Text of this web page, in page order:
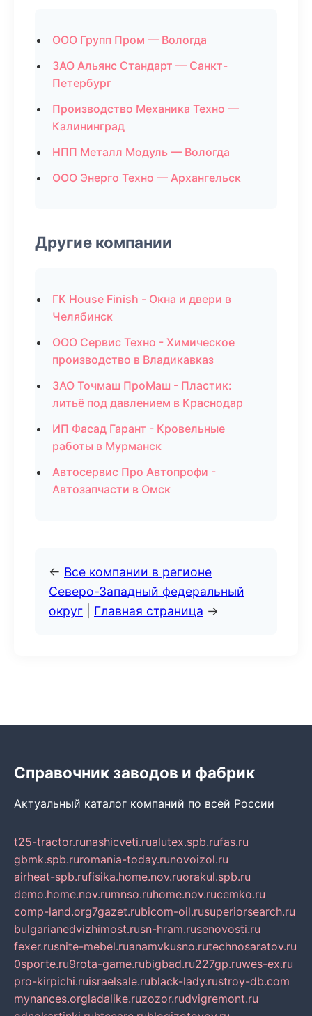
ООО Групп Пром — Вологда
ЗАО Альянс Стандарт — Санкт-
Петербург
Производство Механика Техно —
Калининград
НПП Металл Модуль — Вологда
ООО Энерго Техно — Архангельск
Другие компании
ГК House Finish - Окна и двери в
Челябинск
ООО Сервис Техно - Химическое
производство в Владикавказ
ЗАО Точмаш ПроМаш - Пластик:
литьё под давлением в Краснодар
ИП Фасад Гарант - Кровельные
работы в Мурманск
Автосервис Про Автопрофи -
Автозапчасти в Омск
← Все компании в регионе
Северо-Западный федеральный
округ
Главная страница →
Справочник заводов и фабрик
Актуальный каталог компаний по всей России
t25-tractor.runashicveti.rualutex.spb.rufas.ru
gbmk.spb.ruromania-today.runovoizol.ru
airheat-spb.rufisika.home.nov.ruorakul.spb.ru
demo.home.nov.rumnso.ruhome.nov.rucemko.ru
comp-land.org7gazet.rubicom-oil.rusuperiorsearch.ru
bulgarianedvizhimost.rusn-hram.rusenovosti.ru
fexer.rusnite-mebel.ruanamvkusno.rutechnosaratov.ru
0sporte.ru9rota-game.rubigbad.ru227gp.ruwes-ex.ru
pro-kirpichi.ruisraelsale.rublack-lady.rustroy-db.com
mynances.orgladalike.ruzozor.rudvigremont.ru